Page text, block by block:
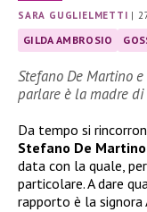
SARA GUGLIELMETTI |
GILDA AMBROSIO
Stefano De Martino
parlare è la madre
Da tempo si
Stefano De Martino
data con la quale,
particolare. A dare
rapporto è la signora